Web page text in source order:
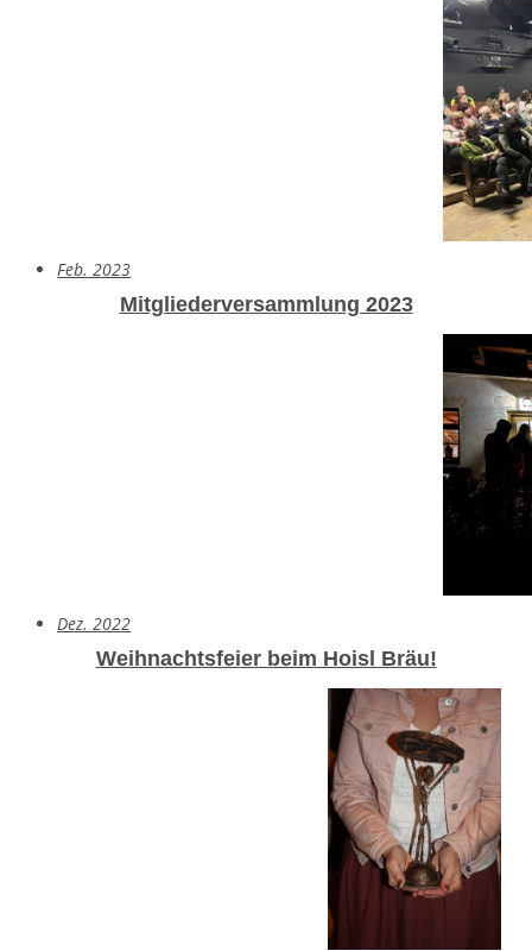
Feb. 2023
Mitgliederversammlung 2023
Dez. 2022
Weihnachtsfeier beim Hoisl Bräu!